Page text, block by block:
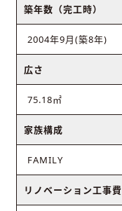
築年数（完工時）
2004年9月(築8年)
広さ
75.18㎡
家族構成
FAMILY
リノベーション工事費